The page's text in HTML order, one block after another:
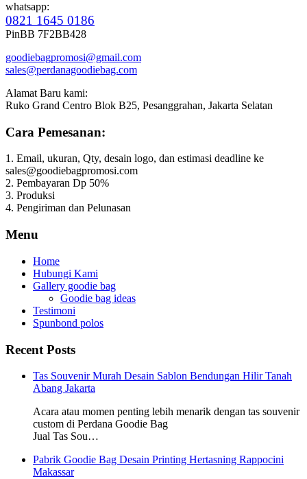
whatsapp:
0821 1645 0186
PinBB 7F2BB428
goodiebagpromosi@gmail.com
sales@perdanagoodiebag.com
Alamat Baru kami:
Ruko Grand Centro Blok B25, Pesanggrahan, Jakarta Selatan
Cara Pemesanan:
1. Email, ukuran, Qty, desain logo, dan estimasi deadline ke
sales@goodiebagpromosi.com
2. Pembayaran Dp 50%
3. Produksi
4. Pengiriman dan Pelunasan
Menu
Home
Hubungi Kami
Gallery goodie bag
Goodie bag ideas
Testimoni
Spunbond polos
Recent Posts
Tas Souvenir Murah Desain Sablon Bendungan Hilir Tanah
Abang Jakarta
Acara atau momen penting lebih menarik dengan tas souvenir
custom di Perdana Goodie Bag
Jual Tas Sou…
Pabrik Goodie Bag Desain Printing Hertasning Rappocini
Makassar